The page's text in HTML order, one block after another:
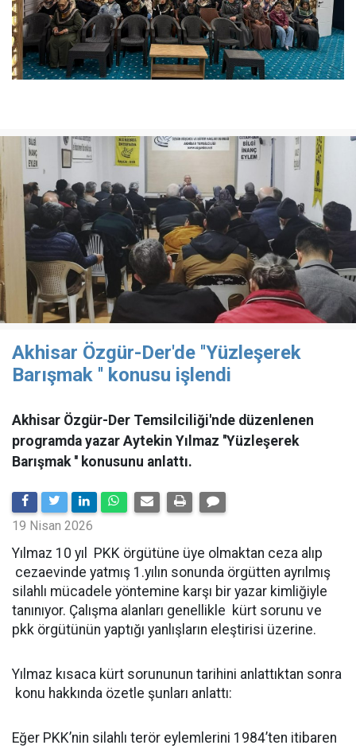
Akhisar Özgür-Der'de ''Yüzleşerek
Barışmak '' konusu işlendi
Akhisar Özgür-Der Temsilciliği'nde düzenlenen
programda yazar Aytekin Yılmaz ''Yüzleşerek
Barışmak '' konusunu anlattı.
19 Nisan 2026
Yılmaz 10 yıl PKK örgütüne üye olmaktan ceza alıp
cezaevinde yatmış 1.yılın sonunda örgütten ayrılmış
silahlı mücadele yöntemine karşı bir yazar kimliğiyle
tanınıyor. Çalışma alanları genellikle kürt sorunu ve
pkk örgütünün yaptığı yanlışların eleştirisi üzerine.
Yılmaz kısaca kürt sorununun tarihini anlattıktan sonra
konu hakkında özetle şunları anlattı:
Eğer PKK’nin silahlı terör eylemlerini 1984’ten itibaren